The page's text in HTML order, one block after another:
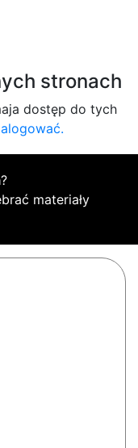
stronach
dostęp do tych
?
materiały